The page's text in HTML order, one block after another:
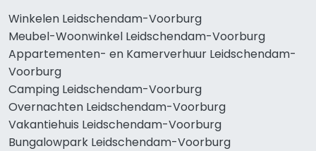
Winkelen Leidschendam-Voorburg
Meubel-Woonwinkel Leidschendam-Voorburg
Appartementen- en Kamerverhuur Leidschendam-
Voorburg
Camping Leidschendam-Voorburg
Overnachten Leidschendam-Voorburg
Vakantiehuis Leidschendam-Voorburg
Bungalowpark Leidschendam-Voorburg